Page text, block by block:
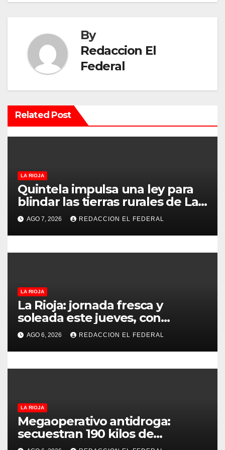
c
n
d
e
n
t
r
a
s
By
Redaccion El
Federal
Related Post
LA RIOJA
Quintela impulsa una ley para
blindar las tierras rurales de La
Rioja: cuáles son los principales
puntos
AGO 7, 2026 REDACCION EL FEDERAL
LA RIOJA
La Rioja: jornada fresca y
soleada este jueves, con
temperaturas estables para el
viernes
AGO 6, 2026 REDACCION EL FEDERAL
LA RIOJA
Megaoperativo antidroga:
secuestran 190 kilos de
marihuana que tenían como